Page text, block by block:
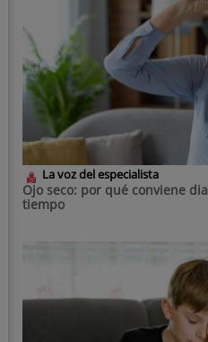
La voz del especialista
Ojo seco: por qué conviene
tiempo